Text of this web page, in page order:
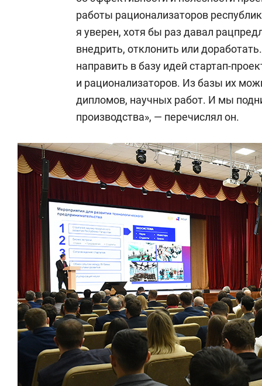
работы рационализаторов
я уверен, хотя бы раз давал
внедрить, отклонить или
направить в базу идей стартап-
и рационализаторов. Из базы их
дипломов, научных работ. И мы
производства», — перечислял он.